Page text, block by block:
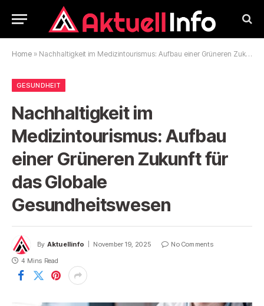
Home » Nachhaltigkeit im Medizintourismus: Aufbau einer Grüneren Zukunft für das Globale Gesundheitswesen
GESUNDHEIT
Nachhaltigkeit im
Medizintourismus: Aufbau
einer Grüneren Zukunft für
das Globale
Gesundheitswesen
By Aktuellinfo November 19, 2025
No Comments
4 Mins Read